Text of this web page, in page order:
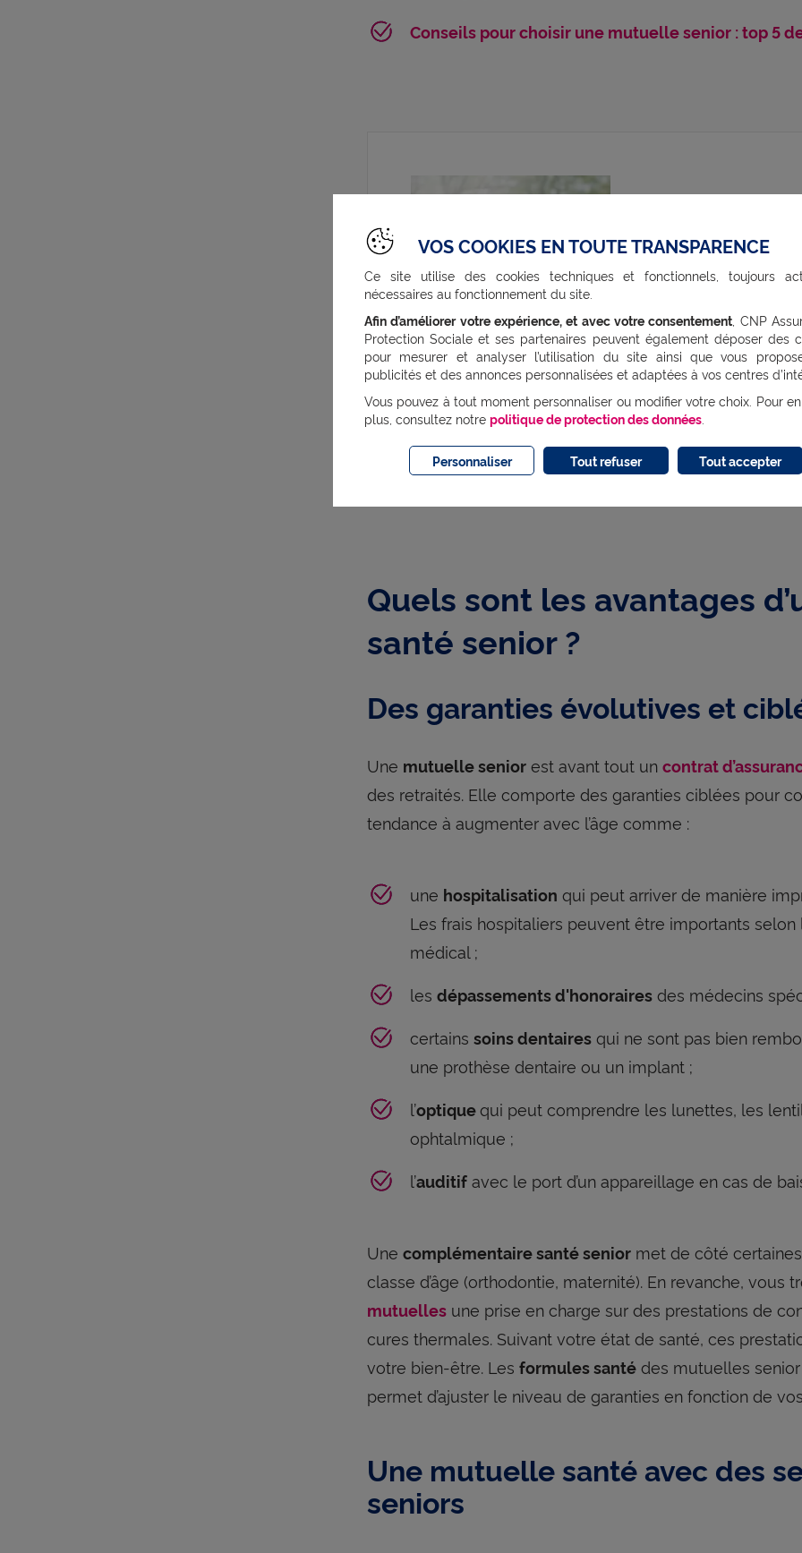
Conseils pour choisir une mutuelle senior : top 5
Une
prend
Santé senior, c’est
s’adapte à vos
Découvrez notre
Quels sont les avantages
santé senior ?
Des garanties évolutives et
Une mutuelle senior est avant tout un contrat
des retraités. Elle comporte des garanties ciblées pour
tendance à augmenter avec l’âge comme :
une hospitalisation qui peut arriver de manière
Les frais hospitaliers peuvent être importants
médical ;
les dépassements d'honoraires des médecins
certains soins dentaires qui ne sont pas bien
une prothèse dentaire ou un implant ;
l’optiquequi peut comprendre les lunettes, les
ophtalmique ;
l’auditif avec le port d’un appareillage en cas de
Une complémentaire santé senior met de côté certaines
classe d’âge (orthodontie, maternité). En revanche, vous
mutuelles une prise en charge sur des prestations de
cures thermales. Suivant votre état de santé, ces
votre bien-être. Les formules santé des mutuelles
permet d’ajuster le niveau de garanties en fonction de
Une mutuelle santé avec des
seniors
VOS COOKIES EN TOUTE TRANSPARENCE
Ce site utilise des cookies techniques et fonctionnels, toujours
nécessaires au fonctionnement du site.
Afin d’améliorer votre expérience, et avec votre consentement , CNP
Protection Sociale et ses partenaires peuvent également déposer des
pour mesurer et analyser l’utilisation du site ainsi que vous
publicités et des annonces personnalisées et adaptées à vos centres
Vous pouvez à tout moment personnaliser ou modifier votre choix. Pour
plus, consultez notre politique de protection des données
Personnaliser Tout refuser Tout accepter